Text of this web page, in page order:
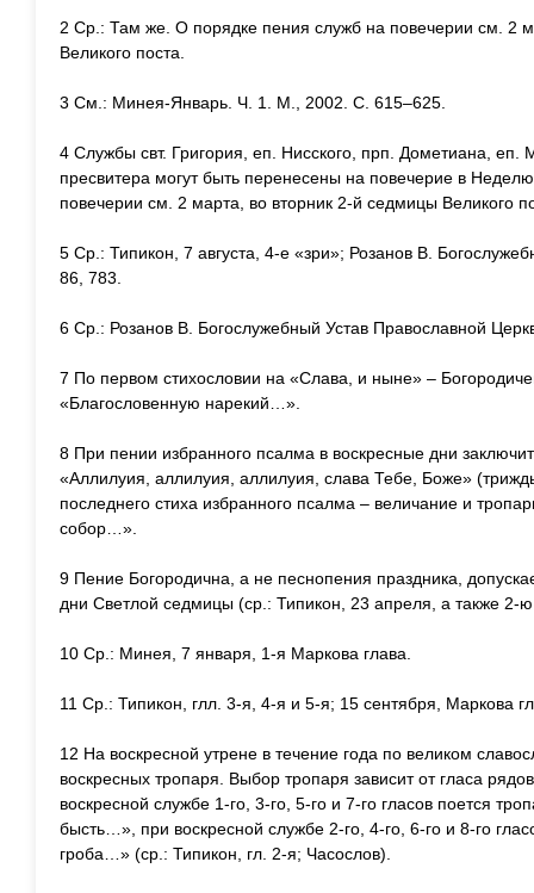
2 Ср.: Там же. О порядке пения служб на повечерии см. 2
Великого поста.
3 См.: Минея-Январь. Ч. 1. М., 2002. С. 615–625.
4 Службы свт. Григория, еп. Нисского, прп. Дометиана, еп.
пресвитера могут быть перенесены на повечерие в
повечерии см. 2 марта, во вторник 2-й седмицы Великого
5 Ср.: Типикон, 7 августа, 4-е «зри»; Розанов В.
86, 783.
6 Ср.: Розанов В. Богослужебный Устав Православной
7 По первом стихословии на «Слава, и ныне» –
«Благословенную нарекий…».
8 При пении избранного псалма в воскресные дни
«Аллилуия, аллилуия, аллилуия, слава Тебе, Боже»
последнего стиха избранного псалма – величание и
собор…».
9 Пение Богородична, а не песнопения праздника,
дни Светлой седмицы (ср.: Типикон, 23 апреля, а также 2-
10 Ср.: Минея, 7 января, 1-я Маркова глава.
11 Ср.: Типикон, глл. 3-я, 4-я и 5-я; 15 сентября, Маркова
12 На воскресной утрене в течение года по великом
воскресных тропаря. Выбор тропаря зависит от гласа
воскресной службе 1-го, 3-го, 5-го и 7-го гласов поется
бысть…», при воскресной службе 2-го, 4-го, 6-го и 8-го
гроба…» (ср.: Типикон, гл. 2-я; Часослов).